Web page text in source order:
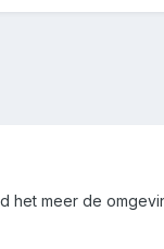
het meer de